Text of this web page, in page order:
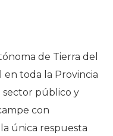
de Tierra del
en toda la Provincia
sector público y
con
única respuesta